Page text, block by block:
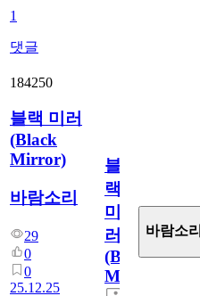
1
댓글
184250
블랙 미러
(Black
Mirror)
바람소리
29
0
0
25.12.25
블
랙
미
러
(Black
Mirror)
바람소리